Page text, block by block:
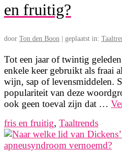
en fruitig?
door Ton den Boon | geplaatst in:
Tot een jaar of twintig
enkele keer gebruikt als fraai
wijn, sap of levensmiddelen.
populariteit van deze
ook geen toeval zijn dat …
fris en fruitig, Taaltrends